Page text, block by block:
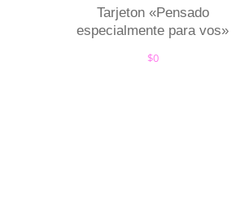
Tarjeton «Pensado
especialmente para vos»
$0